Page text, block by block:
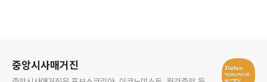
중앙시사매거진